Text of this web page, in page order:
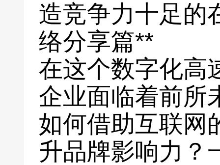
造竞争力十足
络分享篇**
在这个数字化高
企业面临着前所
如何借助互联网
升品牌影响力？